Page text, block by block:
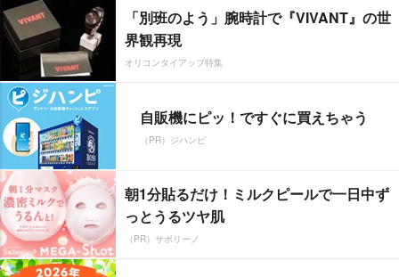
「別班のよう」腕時計で『VIVANT』の世
界観再現
オリコンタイアップ特集
自販機にピッ！ですぐに買えちゃう
（PR）ジハンピ
朝1分貼るだけ！ミルクピールで一日中ず
っとうるツヤ肌
（PR）サボリーノ